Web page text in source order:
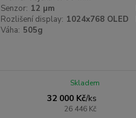
Senzor: 12 µm
Rozlišení display: 1024x768 OLED
Váha: 505g
32 000 Kč/ks
26 446 Kč
Skladem